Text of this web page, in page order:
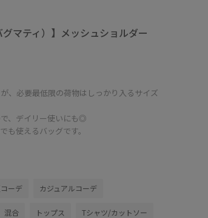
マティ）】メッシュショルダー
、必要最低限の荷物はしっかり入るサイズ
、デイリー使いにも◎
も使えるバッグです。
ーデ カジュアルコーデ
混合 トップス Tシャツ/カットソー